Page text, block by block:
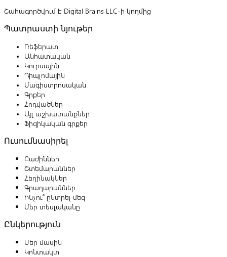
Շահագործվում է Digital Brains LLC-ի կողմից
Պատրաստի նյութեր
Ռեֆերատ
Անհատական
Կուրսային
Դիպլոմային
Մագիստրոսական
Գրքեր
Հոդվածներ
Այլ աշխատանքներ
Ֆիզիկական գրքեր
Ուսումնասիրել
Բաժիններ
Շտեմարաններ
Հեղինակներ
Գրադարաններ
Ինչու՞ ընտրել մեզ
Մեր տեսլականը
Ընկերություն
Մեր մասին
Կոնտակտ